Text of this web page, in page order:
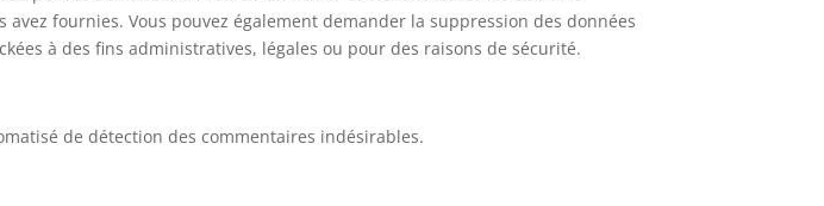
fournies. Vous pouvez également demander la suppression des données
à des fins administratives, légales ou pour des raisons de sécurité.
de détection des commentaires indésirables.